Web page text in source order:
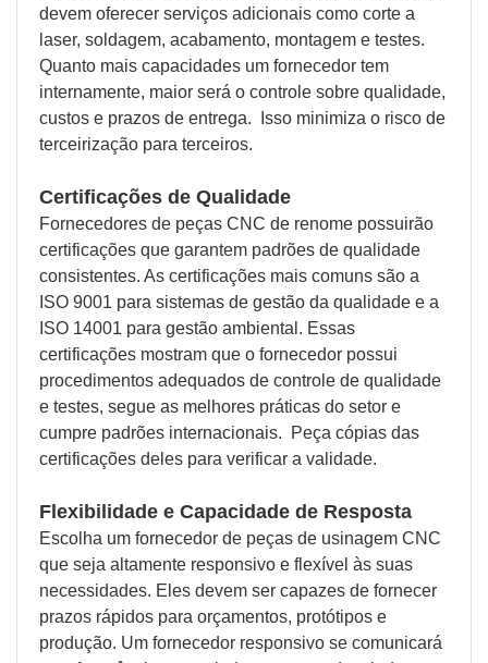
devem oferecer serviços adicionais como corte a
laser, soldagem, acabamento, montagem e testes.
Quanto mais capacidades um fornecedor tem
internamente, maior será o controle sobre qualidade,
custos e prazos de entrega. Isso minimiza o risco de
terceirização para terceiros.
Certificações de Qualidade
Fornecedores de peças CNC de renome possuirão
certificações que garantem padrões de qualidade
consistentes. As certificações mais comuns são a
ISO 9001 para sistemas de gestão da qualidade e a
ISO 14001 para gestão ambiental. Essas
certificações mostram que o fornecedor possui
procedimentos adequados de controle de qualidade
e testes, segue as melhores práticas do setor e
cumpre padrões internacionais. Peça cópias das
certificações deles para verificar a validade.
Flexibilidade e Capacidade de Resposta
Escolha um fornecedor de peças de usinagem CNC
que seja altamente responsivo e flexível às suas
necessidades. Eles devem ser capazes de fornecer
prazos rápidos para orçamentos, protótipos e
produção. Um fornecedor responsivo se comunicará